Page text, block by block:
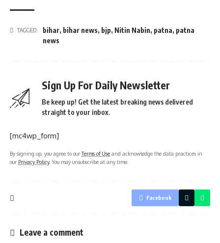
TAGGED: bihar, bihar news, bjp, Nitin Nabin, patna, patna
news
Sign Up For Daily Newsletter
Be keep up! Get the latest breaking news delivered
straight to your inbox.
[mc4wp_form]
By signing up, you agree to ourTerms of Use and acknowledge the data practices in
our Privacy Policy. You may unsubscribe at any time.
Facebook
Leave a comment